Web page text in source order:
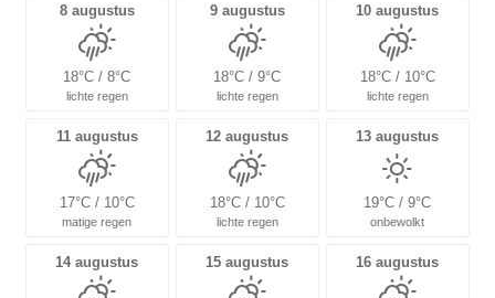
8 augustus
18°C / 8°C
lichte regen
9 augustus
18°C / 9°C
lichte regen
10 augustus
18°C / 10°C
lichte regen
11 augustus
17°C / 10°C
matige regen
12 augustus
18°C / 10°C
lichte regen
13 augustus
19°C / 9°C
onbewolkt
14 augustus 15 augustus 16 augustus